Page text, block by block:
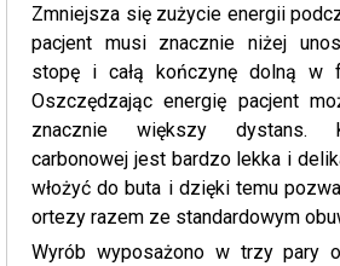
Zmniejsza się zużycie energii
pacjent musi znacznie niżej
stopę i całą kończynę dolną w
Oszczędzając energię pacjent
znacznie większy dystans.
carbonowej jest bardzo lekka i
włożyć do buta i dzięki temu
ortezy razem ze standardowym
Wyrób wyposażono w trzy pary